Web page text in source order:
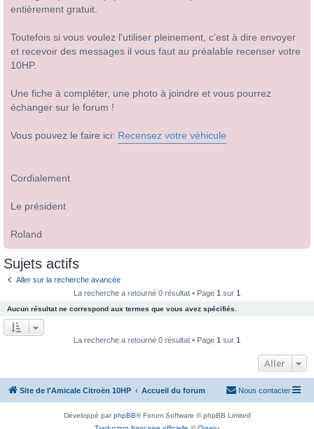
entièrement gratuit.
Toutefois si vous voulez l'utiliser pleinement, c'est à dire envoyer
et recevoir des messages il vous faut au préalable recenser votre
10HP.
Une fiche à compléter, une photo à joindre et vous pourrez
échanger sur le forum !
Vous pouvez le faire ici: Recensez votre véhicule
Cordialement
Le président
Roland
Sujets actifs
Aller sur la recherche avancée
La recherche a retourné 0 résultat • Page 1 sur 1
Aucun résultat ne correspond aux termes que vous avez spécifiés.
La recherche a retourné 0 résultat • Page 1 sur 1
Aller
Site de l'Amicale Citroën 10HP Accueil du forum Nous contacter
Développé parphpBB® Forum Software © phpBB Limited